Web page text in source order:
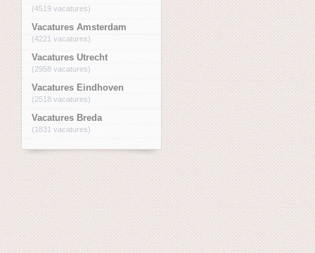
(4519 vacatures)
Vacatures Amsterdam
(4221 vacatures)
Vacatures Utrecht
(2958 vacatures)
Vacatures Eindhoven
(2518 vacatures)
Vacatures Breda
(1831 vacatures)